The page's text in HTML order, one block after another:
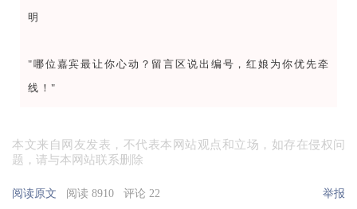
明
"哪位嘉宾最让你心动？ 留言区说出编号，红娘为你优先牵
线！"
本文来自网友发表，不代表本网站观点和立场，如存在侵权问
题，请与本网站联系删除
阅读原文 阅读 8910 评论 22 举报